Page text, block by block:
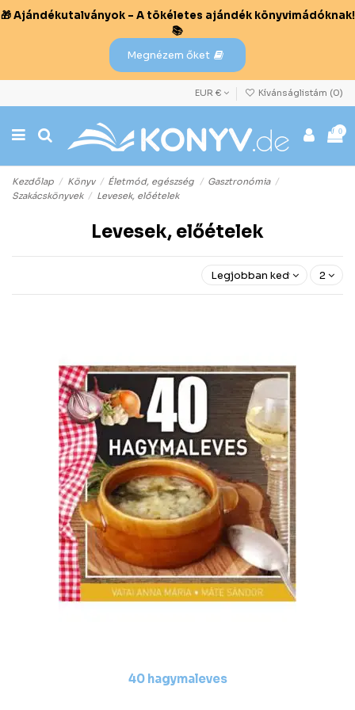
🎁 Ajándékutalványok – A tökéletes ajándék könyvimádóknak!
📚
Megnézem őket
EUR € Kívánságlistám (0)
0
Kezdőlap Könyv Életmód, egészség
Gasztronómia
Szakácskönyvek
Levesek, előételek
Levesek, előételek
Legjobban kedvelt előre
2
40 hagymaleves